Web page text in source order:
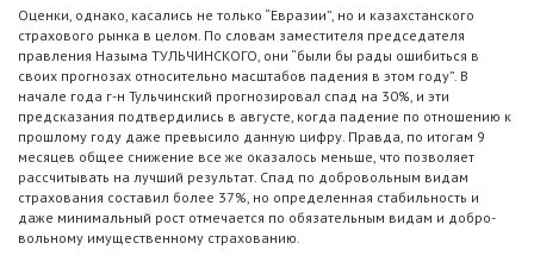
Оценки, однако, касались не только “Евразии”, но и казахстанского
страхового рынка в целом. По словам заместителя председателя
правления Назыма ТУЛЬЧИНСКОГО, они “были бы рады ошибиться в
своих прогнозах относительно масштабов падения в этом году”. В
начале года г-н Тульчинский прогнозировал спад на 30%, и эти
предсказания подтвердились в августе, когда падение по отношению к
прошлому году даже превысило данную цифру. Правда, по итогам 9
месяцев общее снижение все же оказалось меньше, что позволяет
рассчитывать на лучший результат. Спад по добровольным видам
страхования составил более 37%, но определенная стабильность и
даже минимальный рост отмечается по обязательным видам и добро-
вольному имущественному страхованию.